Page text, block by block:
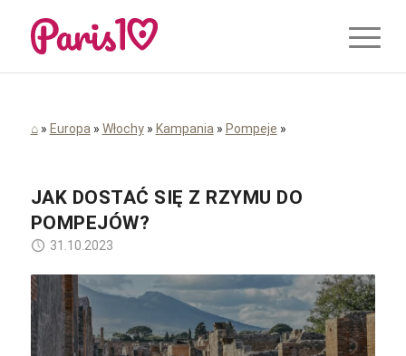
⌂» Europa » Włochy» Kampania » Pompeje »
JAK DOSTAĆ SIĘ Z RZYMU DO
POMPEJÓW?
31.10.2023